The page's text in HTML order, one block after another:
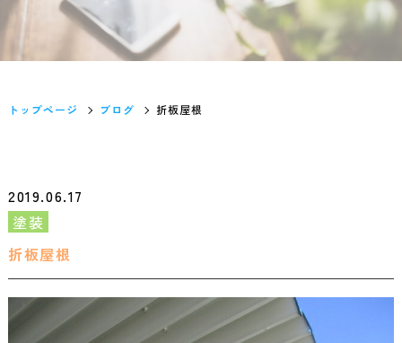
トップページ ブログ 折板屋根
2019.06.17
塗装
折板屋根